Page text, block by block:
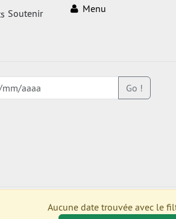
Soutenir Menu
Go !
Aucune date trouvée avec le